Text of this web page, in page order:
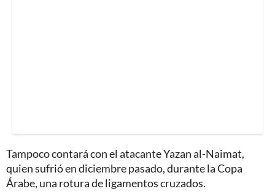
Tampoco contará con el atacante Yazan al-Naimat,
quien sufrió en diciembre pasado, durante la Copa
Árabe, una rotura de ligamentos cruzados.